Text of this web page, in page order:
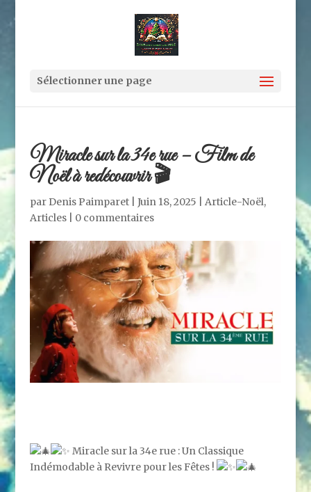
Sélectionner une page
Miracle sur la 34e rue – Film de
Noël à redécouvrir 🎬
par Denis Paimparet| Juin 18, 2025 Article-Noël,
Articles| 0 commentaires
Miracle sur la 34e rue : Un Classique
Indémodable à Revivre pour les Fêtes !